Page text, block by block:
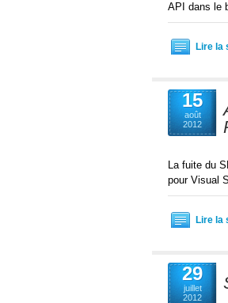
API dans le
Lire la
15
août
2012
La fuite du
pour Visual
Lire la
29
juillet
2012